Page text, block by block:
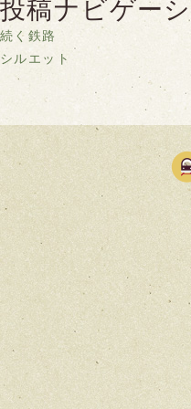
投稿ナビゲー
続く鉄路
シルエット